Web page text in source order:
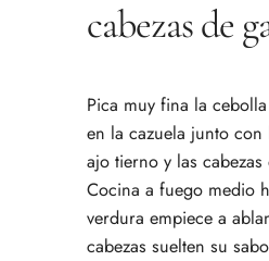
cabezas de
Pica muy fina la
en la cazuela junto con
ajo tierno y las
Cocina a fuego medio
verdura empiece a
cabezas suelten su